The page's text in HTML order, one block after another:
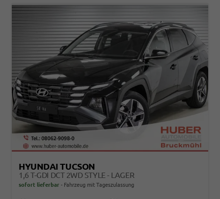
HYUNDAI TUCSON
1,6 T-GDI DCT 2WD STYLE - LAGER
sofort lieferbar Fahrzeug mit Tageszulassung